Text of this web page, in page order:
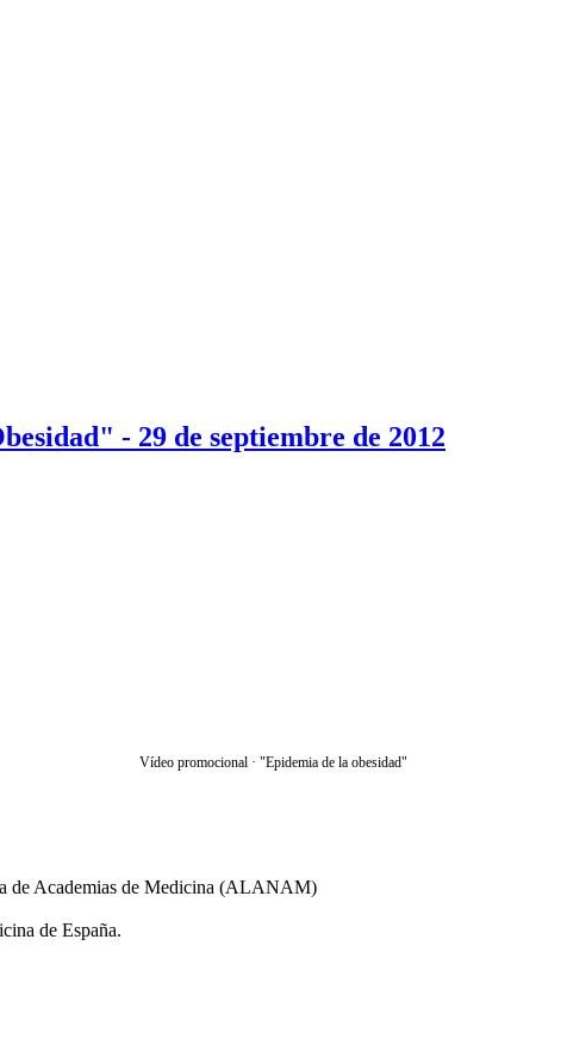
- 29 de septiembre de 2012
Vídeo promocional · "Epidemia de la obesidad"
de Academias de Medicina (ALANAM)
de España.